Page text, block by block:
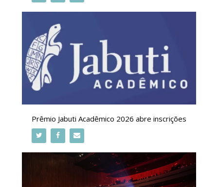
Prêmio Jabuti Acadêmico 2026 abre inscrições